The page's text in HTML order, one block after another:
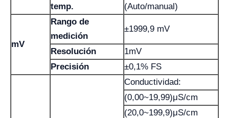
temp.
(Auto/manual)
mV
Rango de
medición
±1999,9 mV
Resolución
1mV
Precisión
±0,1% FS
Conductividad:
(0,00~19,99)μS/cm
(20,0~199,9)μS/cm